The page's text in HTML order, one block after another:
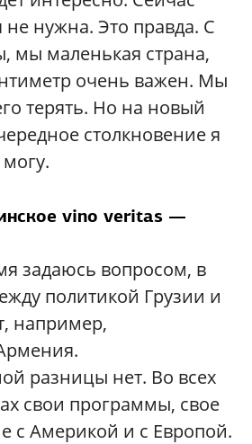
не нужна. Это правда. С
мы маленькая страна,
очень важен. Мы
терять. Но на новый
столкновение я
vino veritas —
задаюсь вопросом, в
политикой Грузии и
например,
разницы нет. Во всех
свои программы, свое
с Америкой и с Европой.